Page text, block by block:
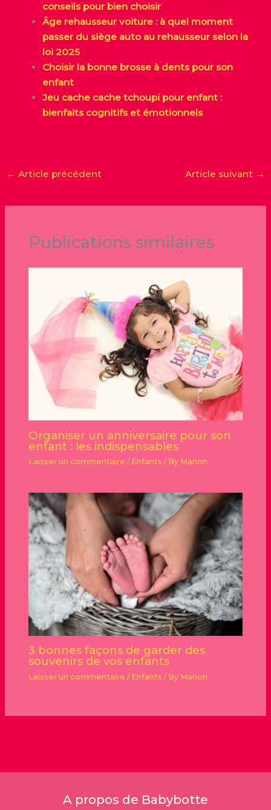
conseils pour bien choisir
Âge rehausseur voiture : à quel moment
passer du siège auto au rehausseur selon la
loi 2025
Choisir la bonne brosse à dents pour son
enfant
Jeu cache cache tchoupi pour enfant :
bienfaits cognitifs et émotionnels
← Article précédent Article suivant →
Publications similaires
Organiser un anniversaire pour son
enfant : les indispensables
Laisser un commentaire / Enfants / By Manon
3 bonnes façons de garder des
souvenirs de vos enfants
Laisser un commentaire / Enfants / By Manon
A propos de Babybotte